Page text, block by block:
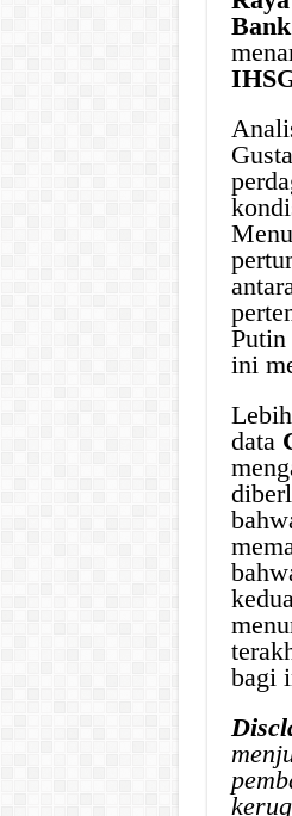
Putin
ini
data
bagi